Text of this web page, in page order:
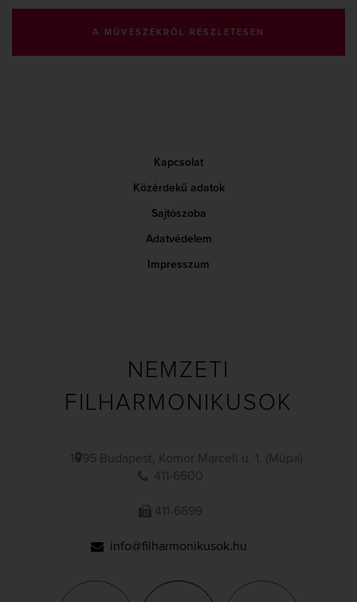
A MŰVÉSZEKRŐL RÉSZLETESEN
Kapcsolat
Közérdekű adatok
Sajtószoba
Adatvédelem
Impresszum
NEMZETI
FILHARMONIKUSOK
1095 Budapest, Komor Marcell u. 1. (Müpa)
411-6600
411-6699
info@filharmonikusok.hu